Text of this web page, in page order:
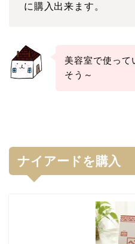
に購入出来ます。
美容室で使って
そう～
ナイアードを購入